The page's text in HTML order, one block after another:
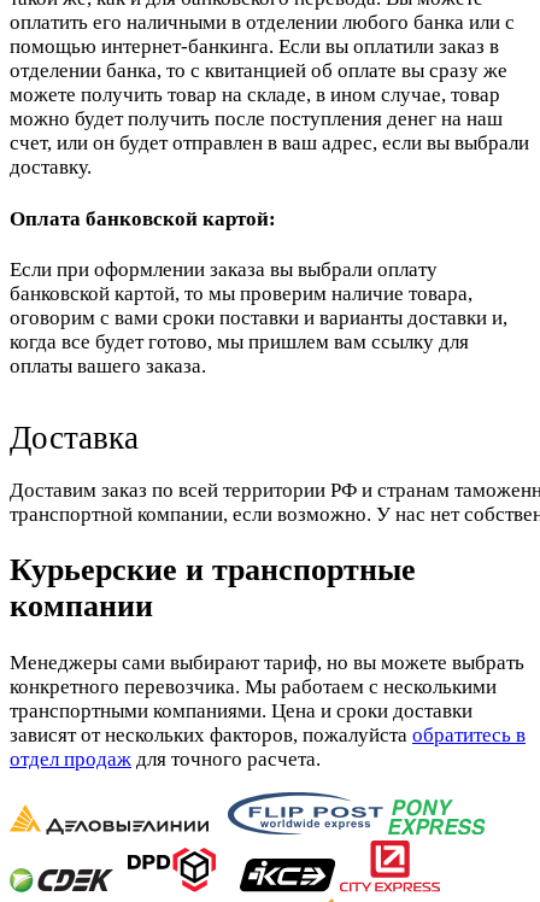
оплатить его наличными в отделении любого банка или с
помощью интернет-банкинга. Если вы оплатили заказ в
отделении банка, то с квитанцией об оплате вы сразу же
можете получить товар на складе, в ином случае, товар
можно будет получить после поступления денег на наш
счет, или он будет отправлен в ваш адрес, если вы выбрали
доставку.
Оплата банковской картой:
Если при оформлении заказа вы выбрали оплату
банковской картой, то мы проверим наличие товара,
оговорим с вами сроки поставки и варианты доставки и,
когда все будет готово, мы пришлем вам ссылку для
оплаты вашего заказа.
Доставка
Доставим заказ по всей территории РФ и странам
транспортной компании, если возможно. У нас нет
Курьерские и транспортные
компании
Менеджеры сами выбирают тариф, но вы можете выбрать
конкретного перевозчика. Мы работаем с несколькими
транспортными компаниями. Цена и сроки доставки
зависят от нескольких факторов, пожалуйста обратитесь в
отдел продаж для точного расчета.